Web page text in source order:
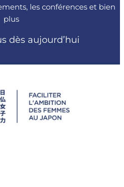
les conférences et bien
plus
dès aujourd’hui